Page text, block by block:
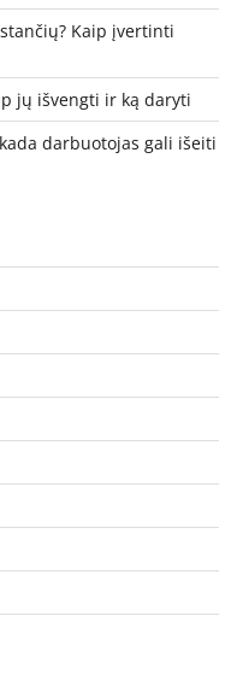
Kaip įvertinti
jų išvengti ir ką daryti
darbuotojas gali išeiti